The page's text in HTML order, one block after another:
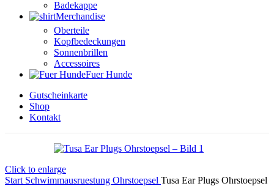
Badekappe
Merchandise
Oberteile
Kopfbedeckungen
Sonnenbrillen
Accessoires
Fuer Hunde
Gutscheinkarte
Shop
Kontakt
Click to enlarge
Start Schwimmausruestung Ohrstoepsel Tusa Ear Plugs Ohrstoepsel